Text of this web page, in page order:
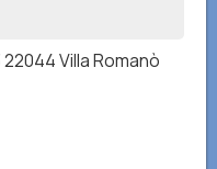
Villa Romanò